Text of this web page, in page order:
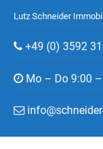
Lutz Schneider
+49 (0) 3592
Mo – Do 9:00